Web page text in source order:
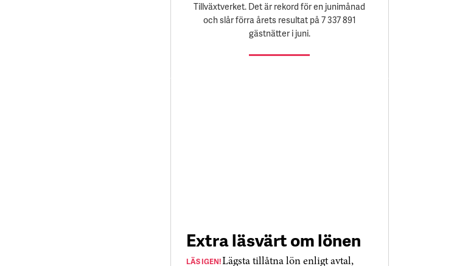
Tillväxtverket. Det är rekord för en junimånad
och slår förra årets resultat på 7 337 891
gästnätter i juni.
Extra läsvärt om lönen
LÄS IGEN!Lägsta tillåtna lön enligt avtal,